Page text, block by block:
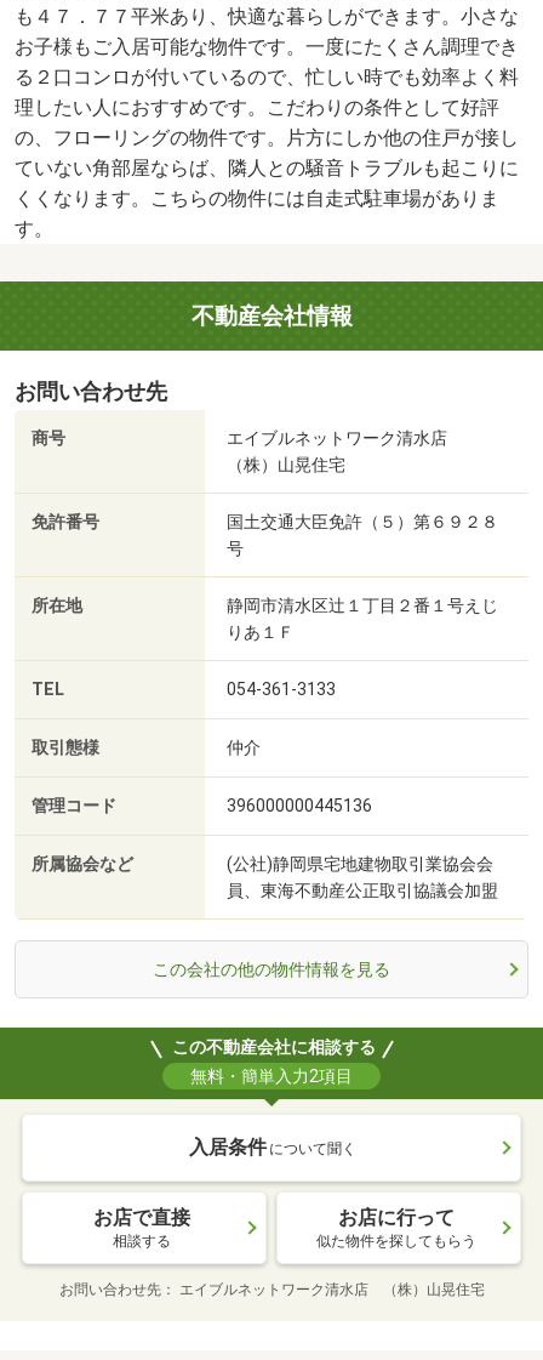
も４７．７７平米あり、快適な暮らしができます。小さな
お子様もご入居可能な物件です。一度にたくさん調理でき
る２口コンロが付いているので、忙しい時でも効率よく料
理したい人におすすめです。こだわりの条件として好評
の、フローリングの物件です。片方にしか他の住戸が接し
ていない角部屋ならば、隣人との騒音トラブルも起こりに
くくなります。こちらの物件には自走式駐車場がありま
す。
不動産会社情報
お問い合わせ先
商号
エイブルネットワーク清水店
（株）山晃住宅
免許番号
国土交通大臣免許（５）第６９２８
号
所在地
静岡市清水区辻１丁目２番１号えじ
りあ１Ｆ
TEL 054-361-3133
取引態様 仲介
管理コード 396000000445136
所属協会など
(公社)静岡県宅地建物取引業協会会
員、東海不動産公正取引協議会加盟
この会社の他の物件情報を見る
この不動産会社に相談する
無料・簡単入力2項目
入居条件 について聞く
お店で直接
相談する
お店に行って
似た物件を探してもらう
お問い合わせ先 エイブルネットワーク清水店 （株）山晃住宅